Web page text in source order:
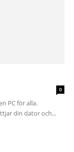
0
PC för alla.
din dator och...